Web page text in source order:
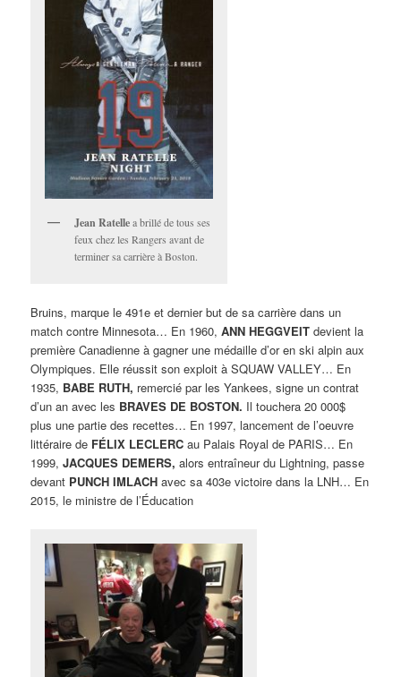
Jean Ratellea brillé de tous ses
feux chez les Rangers avant de
terminer sa carrière à Boston.
Bruins, marque le 491e et dernier but de sa carrière dans un
match contre Minnesota… En 1960,ANN HEGGVEIT devient la
première Canadienne à gagner une médaille d’or en ski alpin aux
Olympiques. Elle réussit son exploit à SQUAW VALLEY… En
1935, BABE RUTH, remercié par les Yankees, signe un contrat
d’un an avec les BRAVES DE BOSTON. Il touchera 20 000$
plus une partie des recettes… En 1997, lancement de l’oeuvre
littéraire de FÉLIX LECLERC au Palais Royal de PARIS… En
1999,JACQUES DEMERS, alors entraîneur du Lightning, passe
devant PUNCH IMLACH avec sa 403e victoire dans la LNH… En
2015, le ministre de l’Éducation